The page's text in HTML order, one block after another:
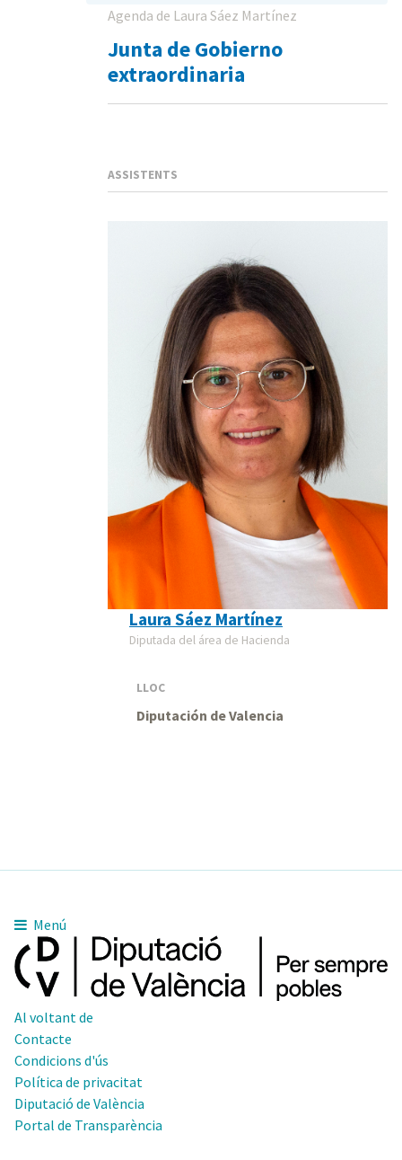
Agenda de Laura Sáez Martínez
Junta de Gobierno
extraordinaria
ASSISTENTS
Laura Sáez Martínez
Diputada del área de Hacienda
LLOC
Diputación de Valencia
Menú
Al voltant de
Contacte
Condicions d'ús
Política de privacitat
Diputació de València
Portal de Transparència